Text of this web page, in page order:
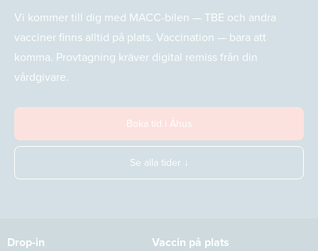
Vi kommer till dig med MACC-bilen — TBE och andra
vacciner finns alltid på plats. Vaccination — bara att
komma. Provtagning kräver digital remiss från din
vårdgivare.
Boka tid i Åhus
Se alla tider ↓
Drop-in
Vaccin på plats